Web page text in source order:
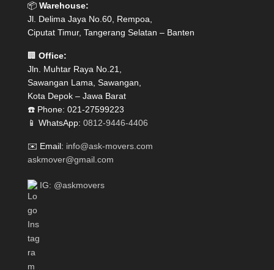
📦 Warehouse:
Jl. Delima Jaya No.60, Rempoa,
Ciputat Timur, Tangerang Selatan – Banten
🏢 Office:
Jln. Muhtar Raya No.21,
Sawangan Lama, Sawangan,
Kota Depok – Jawa Barat
☎️ Phone: 021-27599223
📱 WhatsApp: 0812-9446-4406
✉️ Email: info@ask-movers.com
askmover@gmail.com
IG: @askmovers